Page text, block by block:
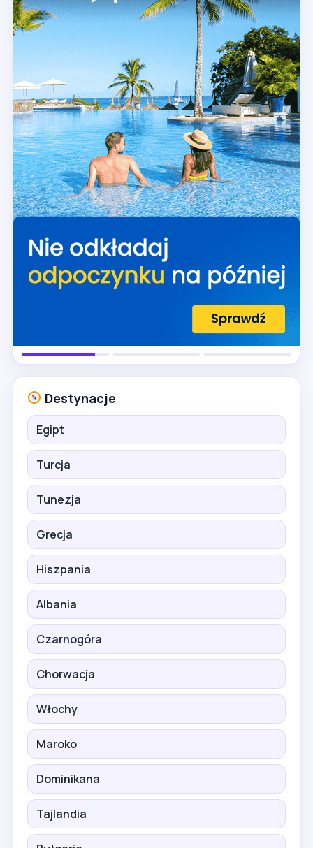
Destynacje
Egipt
Turcja
Tunezja
Grecja
Hiszpania
Albania
Czarnogóra
Chorwacja
Włochy
Maroko
Dominikana
Tajlandia